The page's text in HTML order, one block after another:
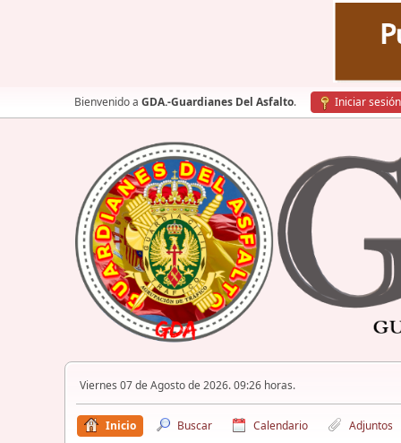
Bienvenido a GDA.-Guardianes Del Asfalto. Iniciar sesión
Viernes 07 de Agosto de 2026. 09:26 horas.
Inicio Buscar Calendario Adjuntos